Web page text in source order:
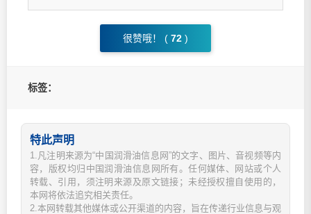
很赞哦！ ( 72 )
标签：
特此声明
1.凡注明来源为“中国润滑油信息网”的文字、图片、音视频等内
容，版权均归中国润滑油信息网所有。任何媒体、网站或个人
转载、引用，须注明来源及原文链接；未经授权擅自使用的，
本网将依法追究相关责任。
2.本网转载其他媒体或公开渠道的内容，旨在传递行业信息与观